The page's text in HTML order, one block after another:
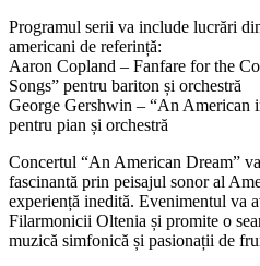
Programul serii va include lucrări
americani de referință:
Aaron Copland – Fanfare for the
Songs” pentru bariton și orchestră
George Gershwin – “An American
pentru pian și orchestră
Concertul “An American Dream”
fascinantă prin peisajul sonor al
experiență inedită. Evenimentul va
Filarmonicii Oltenia și promite o
muzică simfonică și pasionații de